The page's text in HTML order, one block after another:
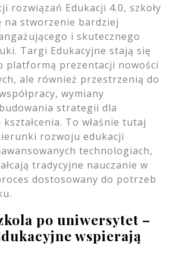
rozwiązań Edukacji 4.0, szkoły
na stworzenie bardziej
i skutecznego
Targi Edukacyjne stają się
platformą prezentacji nowości
ale również przestrzenią do
wymiany
strategii dla
To właśnie tutaj
rozwoju edukacji
technologiach,
tradycyjne nauczanie w
dostosowany do potrzeb
po uniwersytet –
wspierają